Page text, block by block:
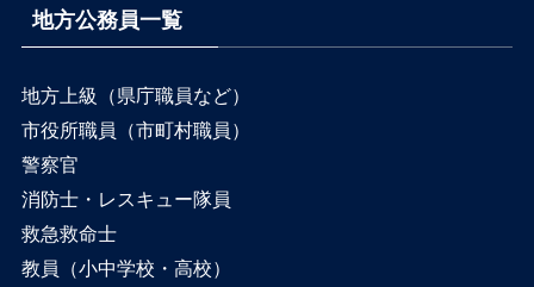
地方公務員一覧
地方上級（県庁職員など）
市役所職員（市町村職員）
警察官
消防士・レスキュー隊員
救急救命士
教員（小中学校・高校）